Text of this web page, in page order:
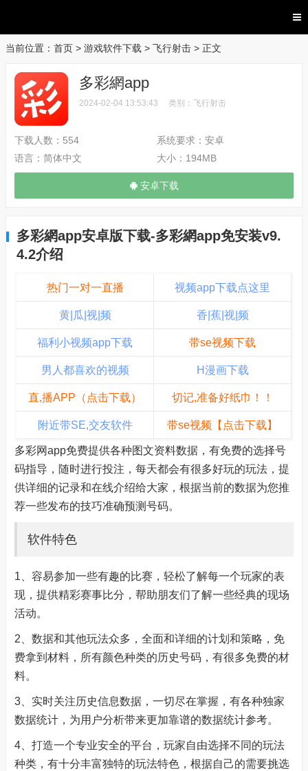
当前位置： 首页 > 游戏软件下载 > 飞行射击 > 正文
多彩網app
2024-02-04 13:53:43 类别： 飞行射击
下载人数： 554 系统要求： 安卓
语言： 简体中文 大小： 194MB
安卓下载
多彩網app安卓版下载-多彩網app免安装v9.
4.2介绍
热门一对一直播 视频app下载点这里
黄|瓜|视|频 香|蕉|视|频
福利小视频app下载 带se视频下载
男人都喜欢的视频 H漫画下载
直,播APP（点击下载） 切记,准备好纸巾！！
附近带SE,交友软件 带se视频【点击下载】
多彩网app免费提供各种图文资料数据，有免费的选择号
码指导，随时进行投注，每天都会有很多好玩的玩法，提
供详细的记录和在线介绍给大家，根据当前的数据为您推
荐一些发布的技巧准确预测号码。
软件特色
1、容易参加一些有趣的比赛，轻松了解每一个玩家的表
现，提供精彩赛事比分，帮助朋友们了解一些经典的现场
活动。
2、数据和其他玩法众多，全面和详细的计划和策略，免
费拿到材料，所有颜色种类的历史号码，有很多免费的材
料。
3、实时关注历史信息数据，一切尽在掌握，有各种独家
数据统计，为用户分析带来更加靠谱的数据统计参考。
4、打造一个专业安全的平台，玩家自由选择不同的玩法
种类，有十分丰富独特的玩法特色，根据自己的需要挑选